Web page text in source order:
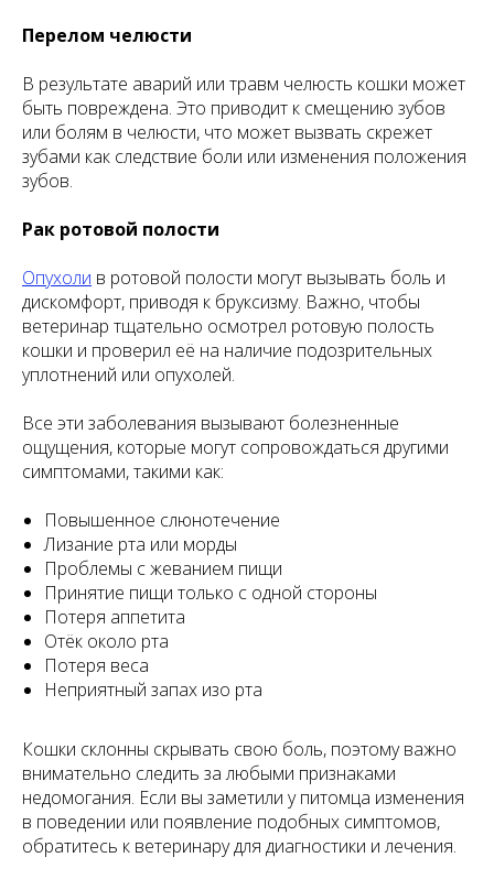
Перелом челюсти
В результате аварий или травм челюсть кошки может
быть повреждена. Это приводит к смещению зубов
или болям в челюсти, что может вызвать скрежет
зубами как следствие боли или изменения положения
зубов.
Рак ротовой полости
Опухоли в ротовой полости могут вызывать боль и
дискомфорт, приводя к бруксизму. Важно, чтобы
ветеринар тщательно осмотрел ротовую полость
кошки и проверил её на наличие подозрительных
уплотнений или опухолей.
Все эти заболевания вызывают болезненные
ощущения, которые могут сопровождаться другими
симптомами, такими как:
Повышенное слюнотечение
Лизание рта или морды
Проблемы с жеванием пищи
Принятие пищи только с одной стороны
Потеря аппетита
Отёк около рта
Потеря веса
Неприятный запах изо рта
Кошки склонны скрывать свою боль, поэтому важно
внимательно следить за любыми признаками
недомогания. Если вы заметили у питомца изменения
в поведении или появление подобных симптомов,
обратитесь к ветеринару для диагностики и лечения.